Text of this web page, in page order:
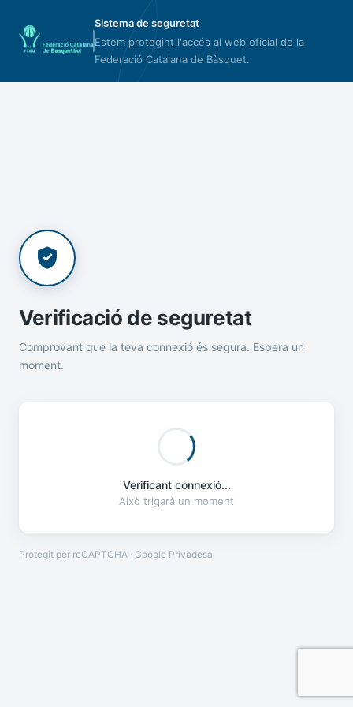
Sistema de seguretat
Estem protegint l'accés al web oficial de la
Federació Catalana de Bàsquet.
Verificació de seguretat
Comprovant que la teva connexió és segura. Espera un
moment.
Verificant connexió...
Això trigarà un moment
Protegit per reCAPTCHA · Google Privadesa